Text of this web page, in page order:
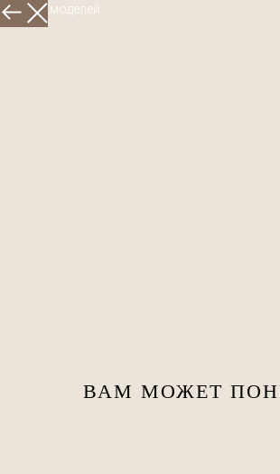
Больше моделей
ВАМ МОЖЕТ